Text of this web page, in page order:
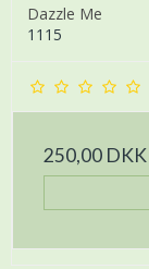
Dazzle Me
1115
250,00 DKK